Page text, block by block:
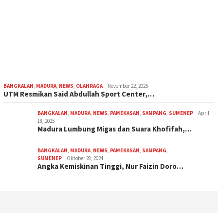
BANGKALAN, MADURA, NEWS, OLAHRAGA November 22, 2025
UTM Resmikan Said Abdullah Sport Center,…
BANGKALAN, MADURA, NEWS, PAMEKASAN, SAMPANG, SUMENEP
April
18, 2025
Madura Lumbung Migas dan Suara Khofifah,…
BANGKALAN, MADURA, NEWS, PAMEKASAN, SAMPANG,
SUMENEP
Oktober 28, 2024
Angka Kemiskinan Tinggi, Nur Faizin Doro…